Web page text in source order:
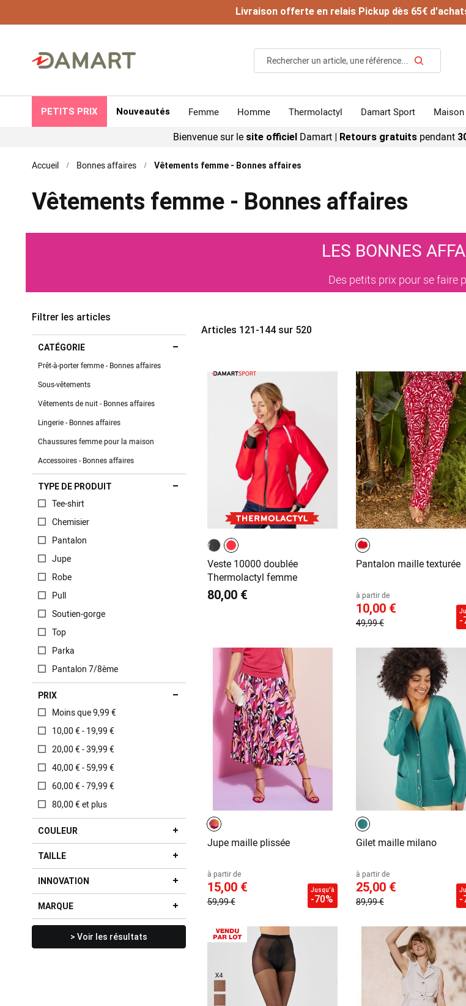
Livraison offerte en relais Pickup dès 65€
Rechercher
PETITS PRIX Nouveautés Femme Homme Thermolactyl Damart Sport Maison
Bienvenue sur le site officielDamart | Retours gratuits pendant
Accueil Bonnes affaires Vêtements femme - Bonnes affaires
Vêtements femme - Bonnes affaires
LES BONNES
Des petits prix pour se faire
Articles 121 -144sur 520
Veste 10000 doublée
Thermolactyl femme
80,00 €
Pantalon maille texturée
à partir de
10,00 €
49,99 € -
Jupe maille plissée
à partir de
15,00 €
59,99 €
Jusqu'à
-70%
Gilet maille milano
à partir de
25,00 €
89,99 € -
Filtrer les articles
CATÉGORIE
Prêt-à-porter femme - Bonnes affaires
Sous-vêtements
Vêtements de nuit - Bonnes affaires
Lingerie - Bonnes affaires
Chaussures femme pour la maison
Accessoires - Bonnes affaires
TYPE DE PRODUIT
Tee-shirt
Chemisier
Pantalon
Jupe
Robe
Pull
Soutien-gorge
Top
Parka
Pantalon 7/8ème
PRIX
Moins que 9,99 €
10,00 € - 19,99 €
20,00 € - 39,99 €
40,00 € - 59,99 €
60,00 € - 79,99 €
80,00 € et plus
COULEUR
TAILLE
INNOVATION
MARQUE
> Voir les résultats